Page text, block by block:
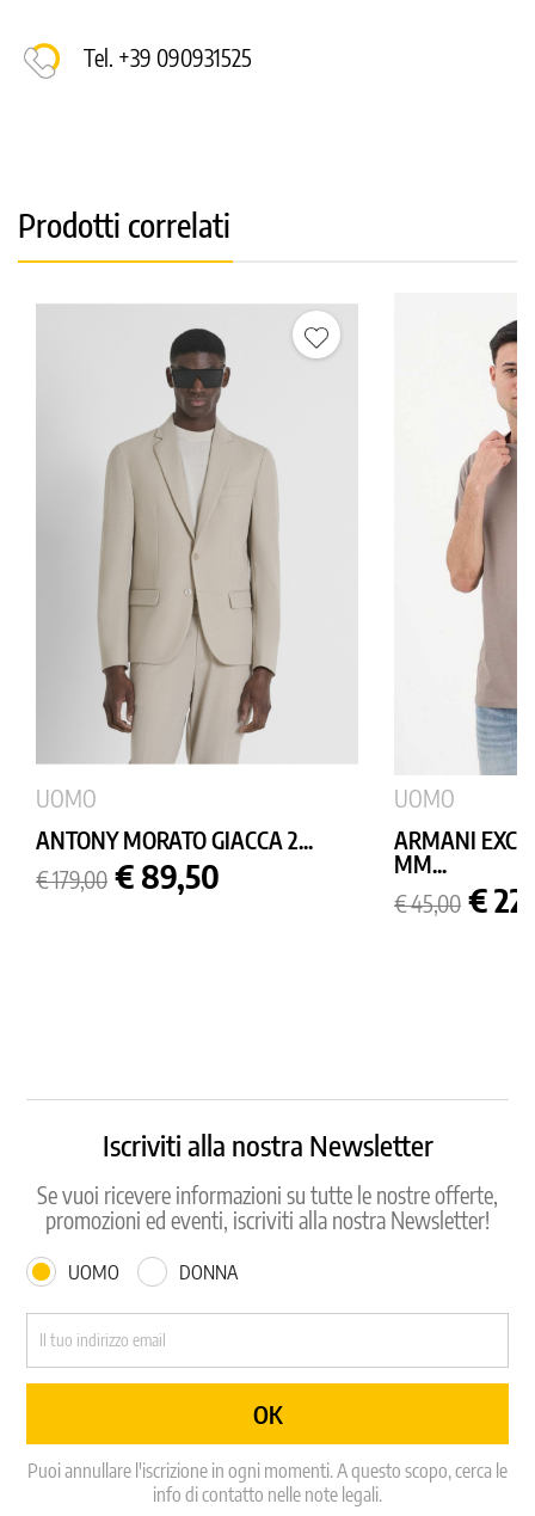
Tel. +39 090931525
Prodotti correlati
UOMO
ANTONY MORATO GIACCA 2...
Prezzo
base
€ 179,00 Prezzo
€ 89,50
UOMO
ARMANI
MM...
Prezzo
base
€ 45,00 €
Iscriviti alla nostra Newsletter
Se vuoi ricevere informazioni su tutte le nostre offerte,
promozioni ed eventi, iscriviti alla nostra Newsletter!
UOMO DONNA
Puoi annullare l'iscrizione in ogni momenti. A questo scopo, cerca le
info di contatto nelle note legali.